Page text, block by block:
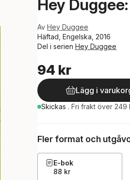
Hey
Av Hey Duggee
Häftad, Engelska, 2016
Del i serien Hey Duggee
94 kr
Lägg i
Skickas . Fri frakt över 249
Fler format och
E-bok
88 kr